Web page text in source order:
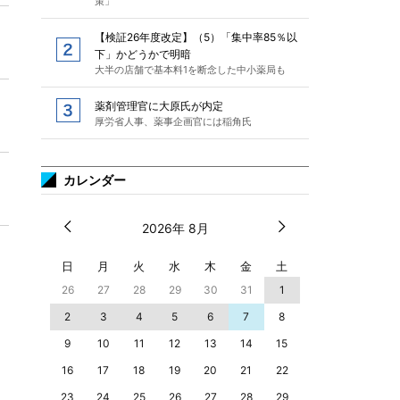
【検証26年度改定】（5）「集中率85％以
下」かどうかで明暗
大半の店舗で基本料1を断念した中小薬局も
薬剤管理官に大原氏が内定
厚労省人事、薬事企画官には稲角氏
カレンダー
2026年 8月
日 月 火 水 木 金 土
26 27 28 29 30 31
1
2
3 4 5 6 7
8
9
10 11 12 13 14
15
16
17 18 19 20 21
22
23
24 25 26 27 28 29